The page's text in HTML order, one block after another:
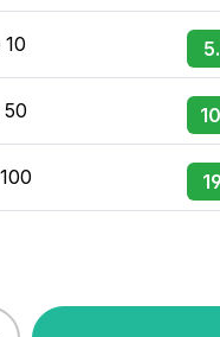
10
50